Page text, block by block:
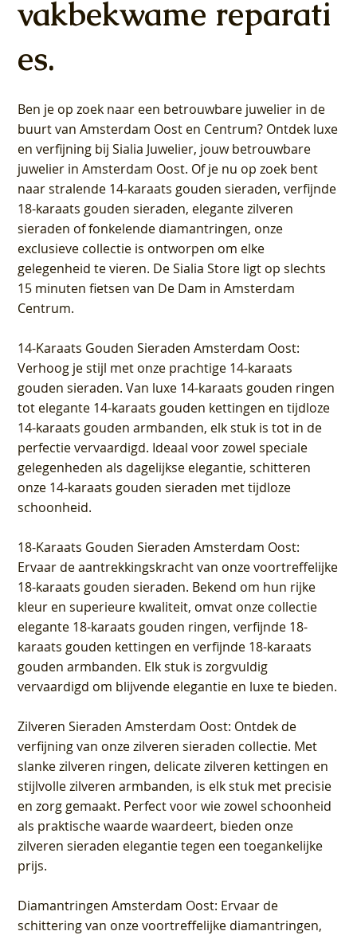
vakbekwame reparati
es.
Ben je op zoek naar een betrouwbare juwelier in de
buurt van Amsterdam Oost en Centrum? Ontdek luxe
en verfijning bij Sialia Juwelier, jouw betrouwbare
juwelier in Amsterdam Oost. Of je nu op zoek bent
naar stralende 14-karaats gouden sieraden, verfijnde
18-karaats gouden sieraden, elegante zilveren
sieraden of fonkelende diamantringen, onze
exclusieve collectie is ontworpen om elke
gelegenheid te vieren. De Sialia Store ligt op slechts
15 minuten fietsen van De Dam in Amsterdam
Centrum.
14-Karaats Gouden Sieraden Amsterdam Oost:
Verhoog je stijl met onze prachtige 14-karaats
gouden sieraden. Van luxe 14-karaats gouden ringen
tot elegante 14-karaats gouden kettingen en tijdloze
14-karaats gouden armbanden, elk stuk is tot in de
perfectie vervaardigd. Ideaal voor zowel speciale
gelegenheden als dagelijkse elegantie, schitteren
onze 14-karaats gouden sieraden met tijdloze
schoonheid.
18-Karaats Gouden Sieraden Amsterdam Oost:
Ervaar de aantrekkingskracht van onze voortreffelijke
18-karaats gouden sieraden. Bekend om hun rijke
kleur en superieure kwaliteit, omvat onze collectie
elegante 18-karaats gouden ringen, verfijnde 18-
karaats gouden kettingen en verfijnde 18-karaats
gouden armbanden. Elk stuk is zorgvuldig
vervaardigd om blijvende elegantie en luxe te bieden.
Zilveren Sieraden Amsterdam Oost: Ontdek de
verfijning van onze zilveren sieraden collectie. Met
slanke zilveren ringen, delicate zilveren kettingen en
stijlvolle zilveren armbanden, is elk stuk met precisie
en zorg gemaakt. Perfect voor wie zowel schoonheid
als praktische waarde waardeert, bieden onze
zilveren sieraden elegantie tegen een toegankelijke
prijs.
Diamantringen Amsterdam Oost: Ervaar de
schittering van onze voortreffelijke diamantringen,